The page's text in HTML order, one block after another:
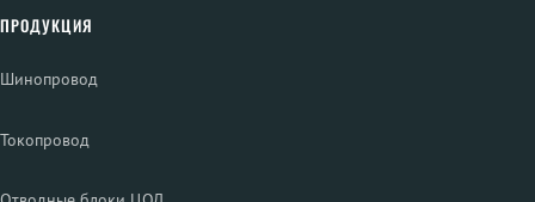
ПРОДУКЦИЯ
Шинопровод
Токопровод